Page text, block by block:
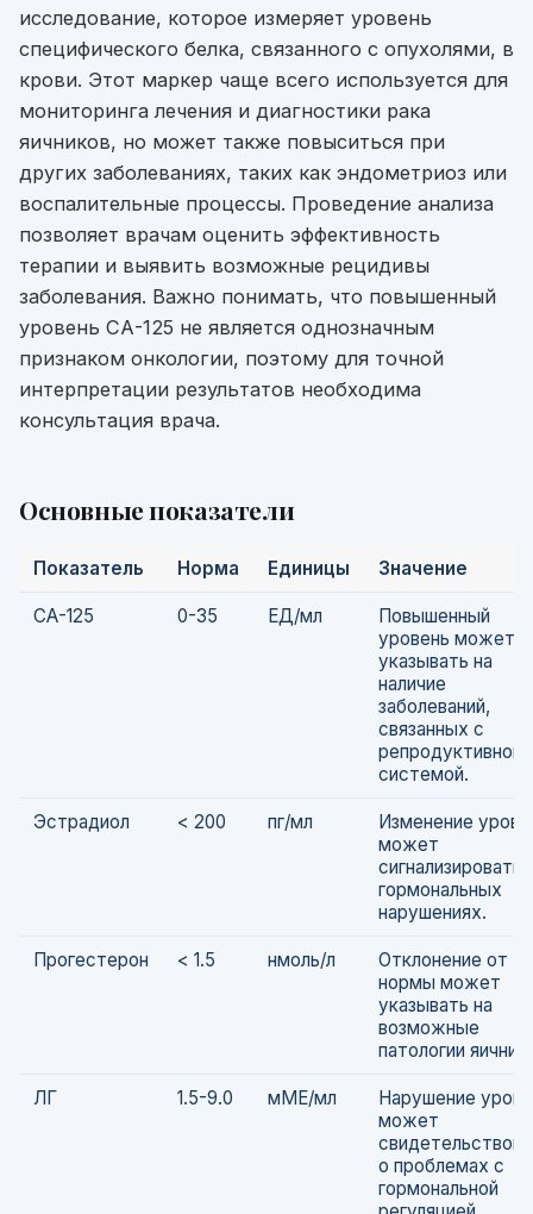
исследование, которое измеряет уровень
специфического белка, связанного с опухолями, в
крови. Этот маркер чаще всего используется для
мониторинга лечения и диагностики рака
яичников, но может также повыситься при
других заболеваниях, таких как эндометриоз или
воспалительные процессы. Проведение анализа
позволяет врачам оценить эффективность
терапии и выявить возможные рецидивы
заболевания. Важно понимать, что повышенный
уровень СА-125 не является однозначным
признаком онкологии, поэтому для точной
интерпретации результатов необходима
консультация врача.
Основные показатели
Показатель Норма Единицы Значение
СА-125 0-35 ЕД/мл
Повышенный
уровень может
указывать на
наличие
заболеваний,
связанных с
репродуктивной
системой.
Эстрадиол < 200 пг/мл
Изменение
может
сигнализировать
гормональных
нарушениях.
Прогестерон < 1.5 нмоль/л
Отклонение от
нормы может
указывать на
возможные
патологии
ЛГ 1.5-9.0 мМЕ/мл
Нарушение
может
о проблемах с
гормональной